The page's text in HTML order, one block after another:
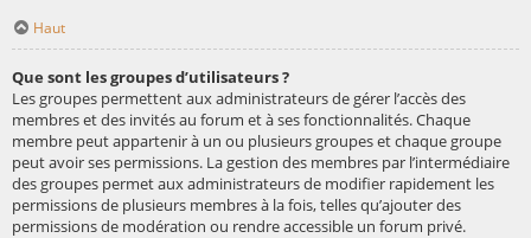
Haut
Que sont les groupes d’utilisateurs ?
Les groupes permettent aux administrateurs de gérer l’accès des
membres et des invités au forum et à ses fonctionnalités. Chaque
membre peut appartenir à un ou plusieurs groupes et chaque groupe
peut avoir ses permissions. La gestion des membres par l’intermédiaire
des groupes permet aux administrateurs de modifier rapidement les
permissions de plusieurs membres à la fois, telles qu’ajouter des
permissions de modération ou rendre accessible un forum privé.